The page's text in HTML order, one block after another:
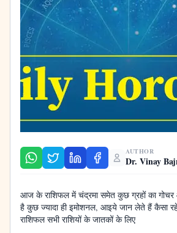
AUTHOR
Dr. Vinay
आज के राशिफल में चंद्रमा समेत कुछ ग्रहों का गोचर
है कुछ ज्यादा ही इमोशनल, आइये जान लेते हैं कैसा
राशिफल सभी राशियों के जातकों के लिए